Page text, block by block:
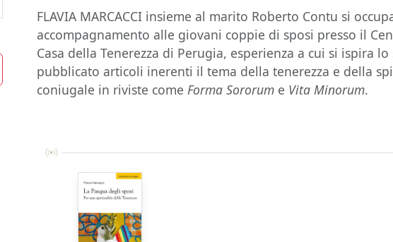
FLAVIA MARCACCI insieme al marito Roberto Contu si
accompagnamento alle giovani coppie di sposi presso il
Casa della Tenerezza di Perugia, esperienza a cui si ispira
pubblicato articoli inerenti il tema della tenerezza e della
coniugale in riviste comeForma Sororum e Vita Minorum.